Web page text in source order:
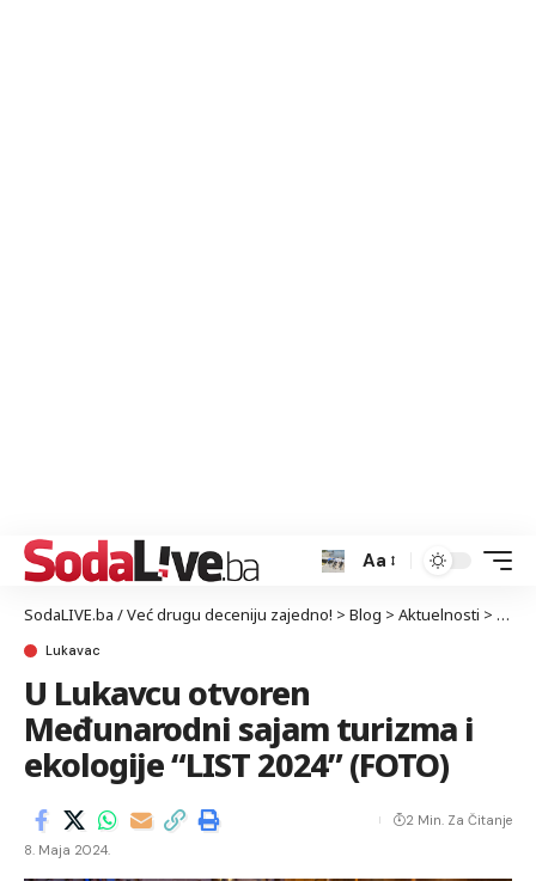
Aa
SodaLIVE.ba / Već drugu deceniju zajedno! > Blog > Aktuelnosti >
Lukavac
U Lukavcu otvoren
Međunarodni sajam turizma i
ekologije “LIST 2024” (FOTO)
8. Maja 2024.
2 Min. Za Čitanje